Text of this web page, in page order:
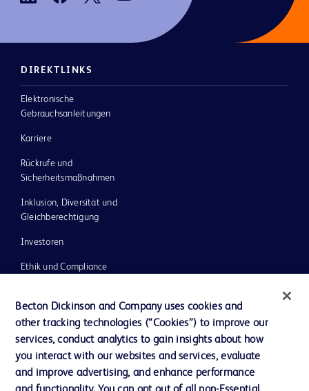
DIREKTLINKS
Elektronische
Gebrauchsanleitungen
Karriere
Rückrufe und
Sicherheitsmaßnahmen
Inklusion, Diversität und
Gleichberechtigung
Investoren
Ethik und Compliance
Neuigkeiten, Medien und Blogs
Support
Unser Unternehmen
Becton Dickinson and Company uses cookies and
other tracking technologies (“Cookies”) to improve our
services, conduct analytics to gain insights about how
you interact with our websites and services, evaluate
and improve advertising, and enhance performance